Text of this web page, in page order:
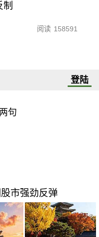
制
阅读 158591
登陆
句
市强劲反弹